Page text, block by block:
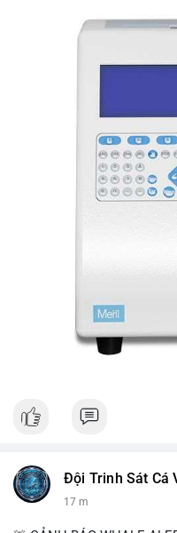
Đội Trinh Sát Cá
17 m